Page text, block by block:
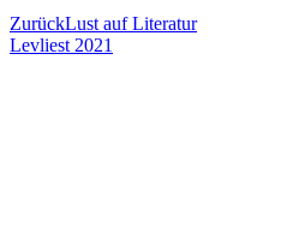
ZurückLust auf Literatur
Levliest 2021